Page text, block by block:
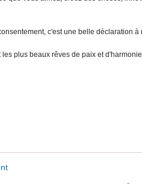
c'est une belle déclaration à
plus beaux rêves de paix et d'harmonie